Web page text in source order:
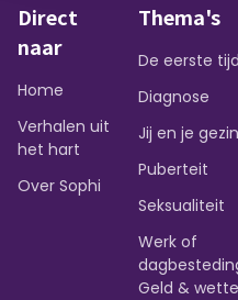
Direct
naar
Home
Verhalen uit
het hart
Over Sophi
Thema's
De eerste tijd
Diagnose
Jij en je gezin
Puberteit
Seksualiteit
Werk of
Geld &